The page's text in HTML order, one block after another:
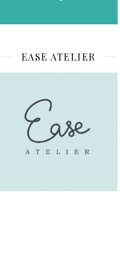
EASE ATELIER